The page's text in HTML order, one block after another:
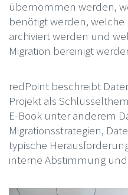
übernommen werden,
benötigt werden, welche
archiviert werden und
Migration bereinigt
redPoint beschreibt
Projekt als
E-Book unter anderem
Migrationsstrategien,
typische
interne Abstimmung